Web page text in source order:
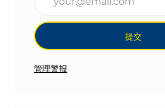
提交
管理警报